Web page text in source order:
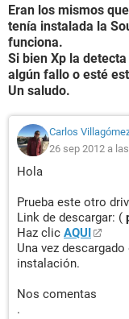
Eran los mismos
tenía instalada la
funciona.
Si bien Xp la
algún fallo o esté
Un saludo.
Carlos
26 sep 2012 a
Hola
Prueba este otro
Link de descargar: (
Haz clic AQUI
Una vez
instalación.
Nos comentas
.